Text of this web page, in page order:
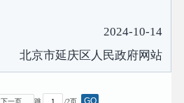
2024-10-14
北京市延庆区人民政府网站